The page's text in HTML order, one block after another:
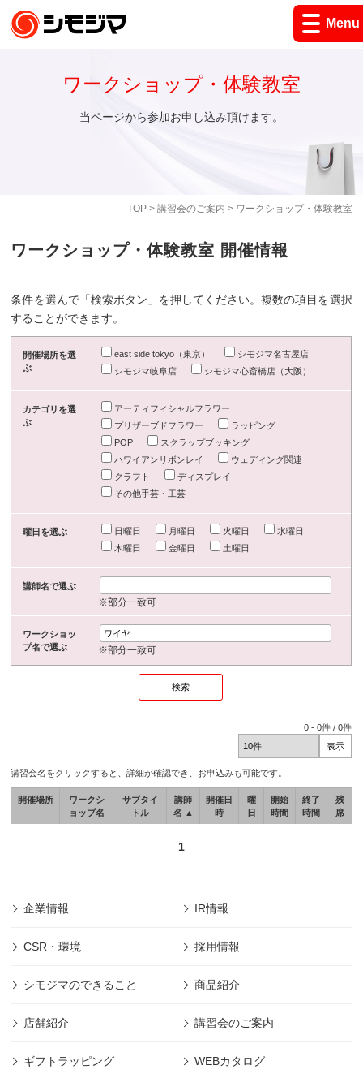
Menu
TOP> 講習会のご案内 > ワークショップ・体験教室
ワークショップ・体験教室
当ページから参加お申し込み頂けます。
ワークショップ・体験教室 開催情報
条件を選んで「検索ボタン」を押してください。複数の項目を選択
することができます。
開催場所を選
ぶ
east side tokyo（東京）
シモジマ名古屋店
シモジマ岐阜店
シモジマ心斎橋店（大阪）
カテゴリを選
ぶ
アーティフィシャルフラワー
プリザーブドフラワー
ラッピング
POP
スクラップブッキング
ハワイアンリボンレイ
ウェディング関連
クラフト
ディスプレイ
その他手芸・工芸
曜日を選ぶ 日曜日 月曜日 火曜日
水曜日
木曜日
金曜日 土曜日
講師名で選ぶ
※部分一致可
ワークショッ
プ名で選ぶ
※部分一致可
0 -0件 /0件
講習会名をクリックすると、詳細が確認でき、お申込みも可能です。
開催場所
ワークシ
ョップ名
サブタイ
トル
講師
名 ▲
開催日
時
曜
日
開始
時間
終了
時間
残
席
1
企業情報 IR情報
CSR・環境 採用情報
シモジマのできること 商品紹介
店舗紹介 講習会のご案内
ギフトラッピング WEBカタログ